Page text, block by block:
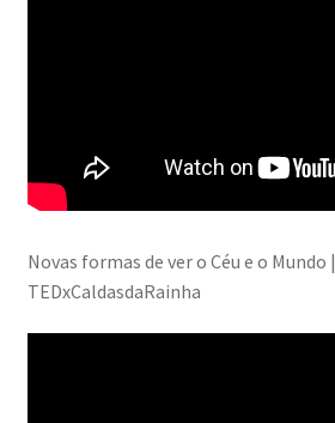
Novas formas de ver o Céu e o Mundo
TEDxCaldasdaRainha